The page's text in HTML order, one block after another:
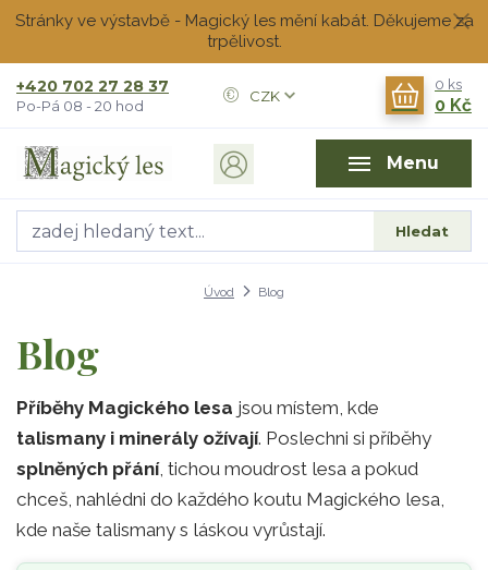
Stránky ve výstavbě - Magický les mění kabát. Děkujeme za
trpělivost.
Menu
CZK
Hledat
+420 702 27 28 37
Po-Pá 08 - 20 hod
0 ks
0 Kč
Úvod Blog
Blog
Příběhy Magického lesa jsou místem, kde
talismany i minerály ožívají. Poslechni si příběhy
splněných přání, tichou moudrost lesa a pokud
chceš, nahlédni do každého koutu Magického lesa,
kde naše talismany s láskou vyrůstají.